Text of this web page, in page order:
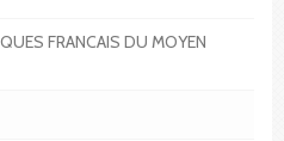
FRANCAIS DU MOYEN